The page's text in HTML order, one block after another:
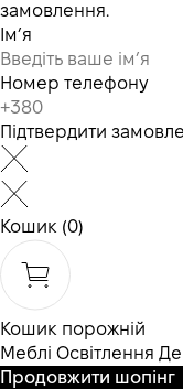
замовлення.
Ім’я
Номер телефону
Підтвердити
Кошик (0)
Кошик порожній
Меблі Освітлення
Продовжити шопінг